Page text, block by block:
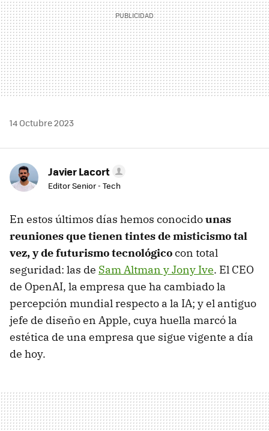
14 Octubre 2023
Javier Lacort
Editor Senior - Tech
En estos últimos días hemos conocidounas
reuniones que tienen tintes de misticismo tal
vez, y de futurismo tecnológicocon total
seguridad: las de Sam Altman y Jony Ive. El CEO
de OpenAI, la empresa que ha cambiado la
percepción mundial respecto a la IA; y el antiguo
jefe de diseño en Apple, cuya huella marcó la
estética de una empresa que sigue vigente a día
de hoy.